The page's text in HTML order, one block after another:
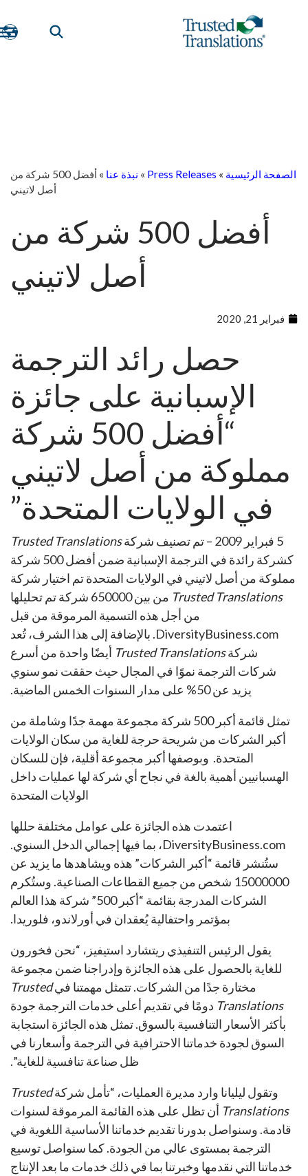
الصفحة الرئيسية »
Press Releases
» نبذة عنا »
أفضل 500 شركة من
أصل لاتيني
أفضل 500 شركة من
أصل لاتيني
فبراير 21, 2020
حصل رائد الترجمة
الإسبانية على جائزة
“أفضل 500 شركة
مملوكة من أصل لاتيني
في الولايات المتحدة”
5 فبراير 2009 – تم تصنيف شركة
Trusted Translations
كشركة رائدة في الترجمة الإسبانية ضمن أفضل 500 شركة
مملوكة من أصل لاتيني في الولايات المتحدة تم اختيار شركة
Trusted Translations
من بين 650000 شركة تم تحليلها
من أجل هذه التسمية المرموقة من قبل
DiversityBusiness.com. بالإضافة إلى هذا الشرف، تُعد
شركةTrusted Translations أيضًا واحدة من أسرع
شركات الترجمة نموًا في المجال حيث حققت نمو سنوي
يزيد عن 50% على مدار السنوات الخمس الماضية.
تمثل قائمة أكبر 500 شركة مجموعة مهمة جدًا وشاملة من
أكبر الشركات من شريحة حرجة للغاية من سكان الولايات
المتحدة. وبوصفها أكبر مجموعة أقلية، فإن للسكان
الهسبانيين أهمية بالغة في نجاح أي شركة لها عمليات داخل
الولايات المتحدة
اعتمدت هذه الجائزة على عوامل مختلفة حللها
DiversityBusiness.com، بما فيها إجمالي الدخل السنوي.
ستُنشر قائمة “أكبر الشركات” هذه ويشاهدها ما يزيد عن
15000000 شخص من جميع القطاعات الصناعية. وستُكرم
الشركات المدرجة بقائمة “أكبر 500” شركة هذا العالم
بمؤتمر واحتفالية يُعقدان في أورلاندو، فلوريدا.
يقول الرئيس التنفيذي ريتشارد استيفيز، “نحن فخورون
للغاية بالحصول على هذه الجائزة وإدراجنا ضمن مجموعة
مختارة جدًا من الشركات. تتمثل مهمتنا فيTrusted
Translations دومًا في تقديم أعلى خدمات الترجمة جودة
بأكثر الأسعار التنافسية بالسوق. تمثل هذه الجائزة استجابة
السوق لجودة خدماتنا الاحترافية في الترجمة وأسعارنا في
ظل صناعة تنافسية للغاية”.
وتقول ليليانا وارد مديرة العمليات، “تأمل شركةTrusted
Translations أن تظل على هذه القائمة المرموقة لسنوات
قادمة. وسنواصل بدورنا تقديم خدماتنا الأساسية اللغوية في
الترجمة بمستوى عالي من الجودة. كما سنواصل توسيع
خدماتنا التي نقدمها وخبرتنا بما في ذلك خدمات ما بعد الإنتاج